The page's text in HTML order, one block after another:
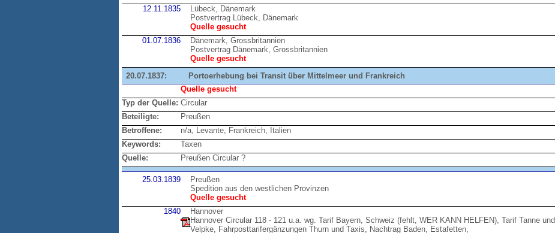
12.11.1835
Lübeck, Dänemark
Postvertrag Lübeck, Dänemark
Quelle gesucht
01.07.1836
Dänemark, Grossbritannien
Postvertrag Dänemark, Grossbritannien
Quelle gesucht
20.07.1837:
Portoerhebung bei Transit über Mittelmeer und Frankreich
Quelle gesucht
Typ der Quelle: Circular
Beteiligte:
Preußen
Betroffene:
n/a, Levante, Frankreich, Italien
Keywords:
Taxen
Quelle:
Preußen Circular ?
25.03.1839
Preußen
Spedition aus den westlichen Provinzen
Quelle gesucht
1840
Hannover
Hannover Circular 118 - 121 u.a. wg. Tarif Bayern, Schweiz (fehlt, WER KANN HELFEN), Tarif Tanne und
Velpke, Fahrposttarifergänzungen Thurn und Taxis, Nachtrag Baden, Estafetten,